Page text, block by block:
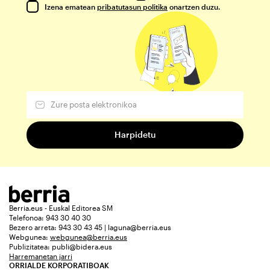
Izena ematean pribatutasun politika onartzen duzu.
Berria.eus - Euskal Editorea SM
Telefonoa: 943 30 40 30
Bezero arreta: 943 30 43 45 | laguna@berria.eus
Webgunea: webgunea@berria.eus
Publizitatea: publi@bidera.eus
Harremanetan jarri
ORRIALDE KORPORATIBOAK